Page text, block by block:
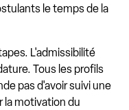
le temps de la
L'admissibilité
Tous les profils
pas d'avoir suivi une
la motivation du